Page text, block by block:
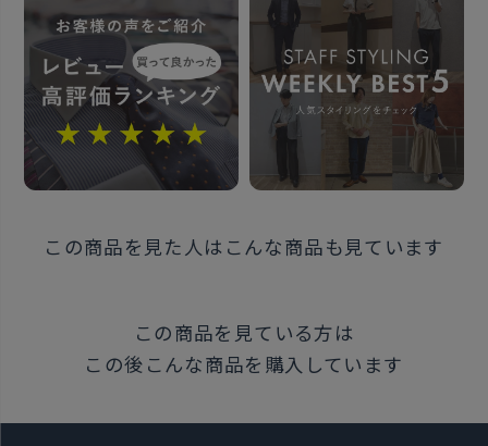
この商品を見た人はこんな商品も見ています
この商品を見ている方は
この後こんな商品を購入しています